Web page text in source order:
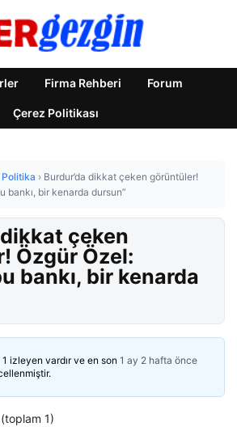
Firma Rehberi Forum
Çerez Politikası
Politika › Burdur’da dikkat çeken görüntüler!
bankı, bir kenarda dursun”
dikkat çeken
Özgür Özel:
bankı, bir kenarda
izleyen vardır ve en son 1 ay 2 hafta önce
1)